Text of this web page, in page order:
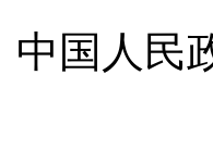
中国人民